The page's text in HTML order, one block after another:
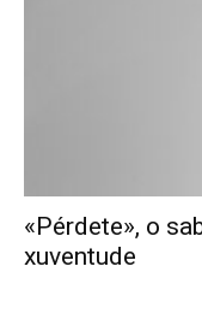
«Pérdete», o
xuventude